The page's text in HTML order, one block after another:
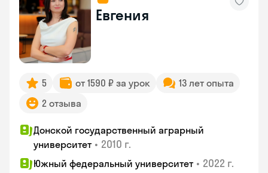
Евгения
5 от 1590 ₽ за урок
13 лет опыта
2 отзыва
Донской государственный аграрный
университет • 2010 г.
Южный федеральный университет • 2022 г.